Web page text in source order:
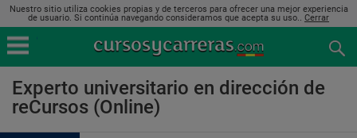
Nuestro sitio utiliza cookies propias y de terceros para ofrecer una mejor experiencia
de usuario. Si continúa navegando consideramos que acepta su uso.. Cerrar
Experto universitario en dirección de
reCursos (Online)